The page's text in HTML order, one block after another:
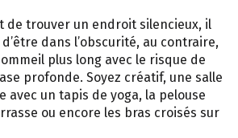
de trouver un endroit silencieux, il
dans l’obscurité, au contraire,
plus long avec le risque de
profonde. Soyez créatif, une salle
avec un tapis de yoga, la pelouse
ou encore les bras croisés sur